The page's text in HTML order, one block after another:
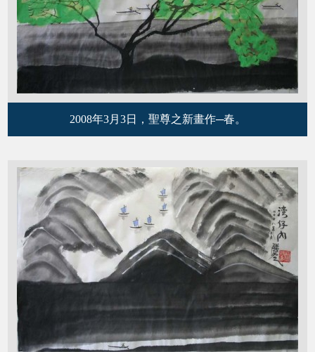
2008年3月3日，聖尊之新畫作─春。